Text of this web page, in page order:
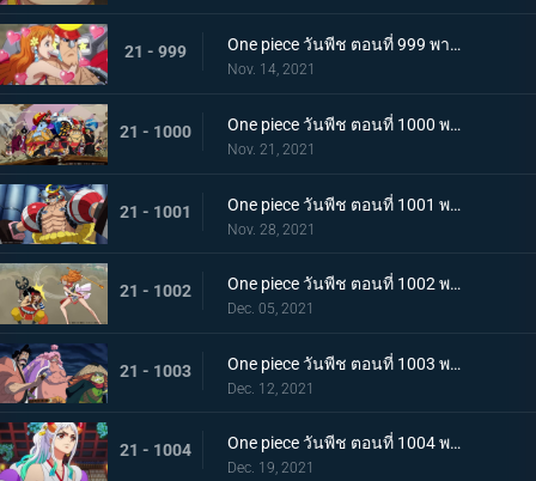
21 - 999 One piece วันพีช ตอนที่ 999 พากย์ไทย เราจะปกป้องเจ้า การพบกันระหว่างยามาโตะกับโมโมโนะสุเกะ
Nov. 14, 2021
21 - 1000 One piece วันพีช ตอนที่ 1000 พากย์ไทย กำลังรบเหนือระดับ! กลุ่มหมวกฟางรวมพล
Nov. 21, 2021
21 - 1001 One piece วันพีช ตอนที่ 1001 พากย์ไทย การเชื้อเชิญที่อันตราย แผนกำจัดควีน
Nov. 28, 2021
21 - 1002 One piece วันพีช ตอนที่ 1002 พากย์ไทย โชคชะตาครั้งใหม่ นามิ กับ อุลติ
Dec. 05, 2021
21 - 1003 One piece วันพีช ตอนที่ 1003 พากย์ไทย ดาบแห่งความเด็ดเดี่ยว! ปลอกดาบแดงปะทะไคโดอีกครั้ง
Dec. 12, 2021
21 - 1004 One piece วันพีช ตอนที่ 1004 พากย์ไทย ท่าที่รับสืบทอดมา ระเบิดท่าเพลงดาบลับของโอเด้ง
Dec. 19, 2021